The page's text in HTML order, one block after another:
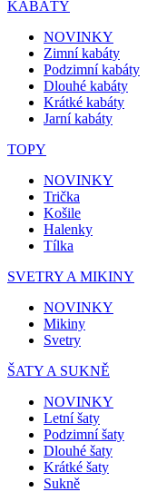
KABÁTY
NOVINKY
Zimní kabáty
Podzimní kabáty
Dlouhé kabáty
Krátké kabáty
Jarní kabáty
TOPY
NOVINKY
Trička
Košile
Halenky
Tílka
SVETRY A MIKINY
NOVINKY
Mikiny
Svetry
ŠATY A SUKNĚ
NOVINKY
Letní šaty
Podzimní šaty
Dlouhé šaty
Krátké šaty
Sukně